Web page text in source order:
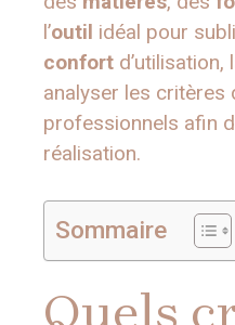
l’outil idéal pour
confort d’utilisation,
analyser les critères
professionnels afin
réalisation.
Sommaire
Quels